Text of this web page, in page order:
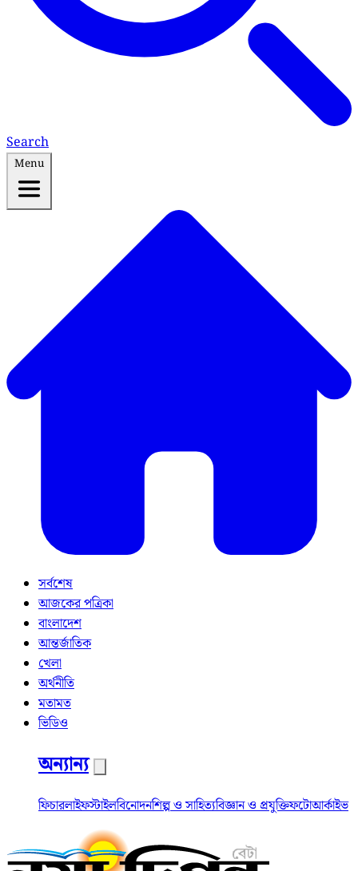
Search
Menu
সর্বশেষ
আজকের পত্রিকা
বাংলাদেশ
আন্তর্জাতিক
খেলা
অর্থনীতি
মতামত
ভিডিও
অন্যান্য
ফিচারলাইফস্টাইলবিনোদনশিল্প ও সাহিত্যবিজ্ঞান ও প্রযুক্তিফটোআর্কাইভ